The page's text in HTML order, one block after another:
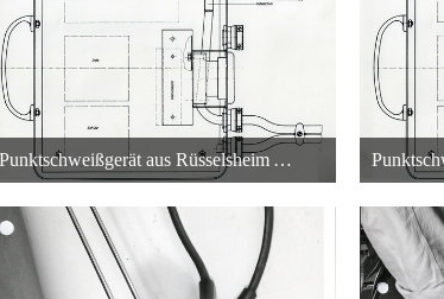
Punktschweißgerät aus Rüsselsheim Adam Opel AG - Technische Zeichnung - 2
26. Oktober 2013 um 01:26
22